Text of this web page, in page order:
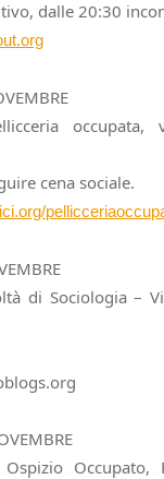
dalle 20:30
cena sociale.
di Sociologia –
Occupato,